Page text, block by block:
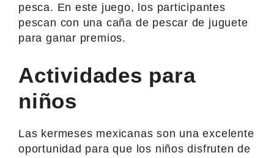
pesca. En este juego, los participantes
pescan con una caña de pescar de juguete
para ganar premios.
Actividades para
niños
Las kermeses mexicanas son una excelente
oportunidad para que los niños disfruten de